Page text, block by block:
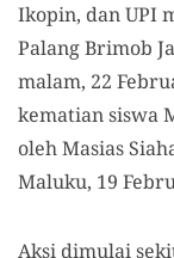
Ikopin, dan UPI
Palang Brimob
malam, 22
kematian siswa
oleh Masias
Maluku, 19
Aksi dimulai